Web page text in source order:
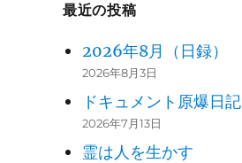
最近の投稿
2026年8月（日録）
2026年8月3日
ドキュメント原爆日記
2026年7月13日
霊は人を生かす